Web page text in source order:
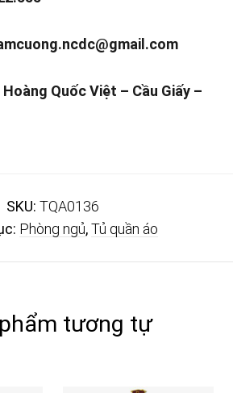
Quốc Việt – Cầu Giấy –
SKU: TQA0136
Phòng ngủ,Tủ quần áo
tương tự